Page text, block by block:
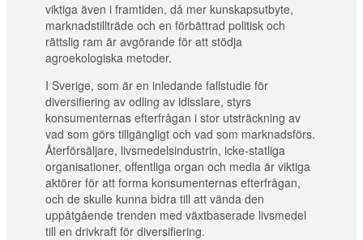
viktiga även i framtiden, då mer kunskapsutbyte,
marknadstillträde och en förbättrad politisk och
rättslig ram är avgörande för att stödja
agroekologiska metoder.
I Sverige, som är en inledande fallstudie för
diversifiering av odling av idisslare, styrs
konsumenternas efterfrågan i stor utsträckning av
vad som görs tillgängligt och vad som marknadsförs.
Återförsäljare, livsmedelsindustrin, icke-statliga
organisationer, offentliga organ och media är viktiga
aktörer för att forma konsumenternas efterfrågan,
och de skulle kunna bidra till att vända den
uppåtgående trenden med växtbaserade livsmedel
till en drivkraft för diversifiering.